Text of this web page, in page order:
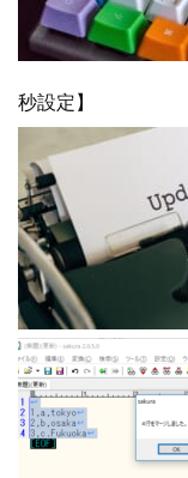
秒設定】